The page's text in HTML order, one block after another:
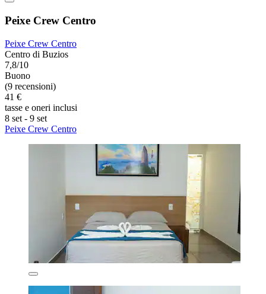
Peixe Crew Centro
Peixe Crew Centro
Centro di Buzios
7,8/10
Buono
(9 recensioni)
41 €
tasse e oneri inclusi
8 set - 9 set
Peixe Crew Centro